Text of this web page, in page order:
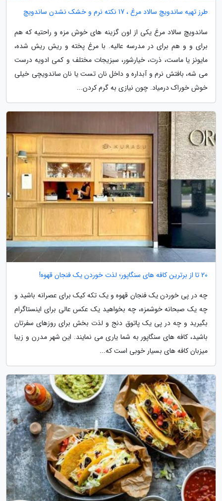
طرز تهیه ساندویچ سالاد مرغ ، 17 نکته نرم و خشک نشدن ساندویچ
ساندویچ سالاد مرغ یکی از اون گزینه های خوش مزه و راحتیه که هم
برای و و هم برای در مدرسه عالیه. با مرغ پخته و ریش ریش شده،
مایونز یا ماست، ذرت، خیارشور، سبزیجات مختلف و کمی ادویه درست
می شه، بافتش نرم و آبداره و داخل نان تست یا نان ساندویچی خیلی
خوش خوراک درمیاد. چون نیازی به گرم کردن...
20 تا از برترین کافه های سنگاپور؛ لذت خوردن یک فنجان قهوه!
چه در پی خوردن یک فنجان قهوه و یک تکه کیک برای عصرانه باشید و
چه یک صبحانه خوشمزه، چه بخواهید یک عکس عالی برای اینستاگرام
بگیرید و چه در پی یک پاتوق دنج و لذت بخش برای روزهای سفرتان
باشید، کافه های سنگاپور به شما یاری می نمایند. این شهر مدرن و زیبا
میزبان کافه های بسیار خوبی است که...